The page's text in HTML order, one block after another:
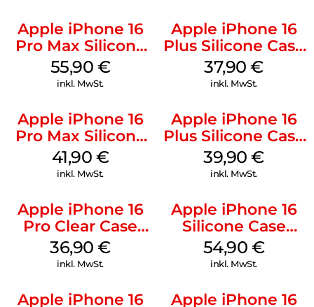
Apple iPhone 16
Pro Max Silicone
Case MagSafe
Stone Gray
55,90 €
inkl. MwSt.
Apple iPhone 16
Plus Silicone Case
MagSafe Lake
Green
37,90€
inkl. MwSt.
Apple iPhone 16
Pro Max Silicone
Case MagSafe
Ultramarine
41,90 €
inkl. MwSt.
Apple iPhone 16
Plus Silicone Case
MagSafe Plum
39,90€
inkl. MwSt.
Apple iPhone 16
Pro Clear Case
MagSafe
Transparent
36,90€
inkl. MwSt.
Apple iPhone 16
Silicone Case
MagSafe Lake
Green
54,90 €
inkl. MwSt.
Apple iPhone 16 Apple iPhone 16